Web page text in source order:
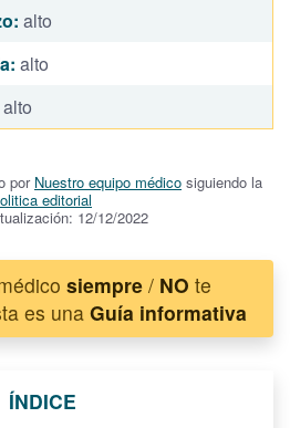
alto
alto
alto
por Nuestro equipo médico siguiendo la
editorial
12/12/2022
siempre/ NO te
es unaGuía informativa
ÍNDICE